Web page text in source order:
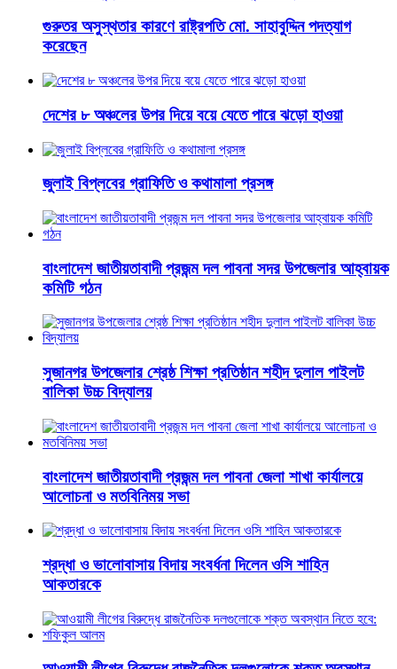
গুরুতর অসুস্থতার কারণে রাষ্ট্রপতি মো. সাহাবুদ্দিন পদত্যাগ
করেছেন
দেশের ৮ অঞ্চলের উপর দিয়ে বয়ে যেতে পারে ঝড়ো হাওয়া
জুলাই বিপ্লবের গ্রাফিতি ও কথামালা প্রসঙ্গ
বাংলাদেশ জাতীয়তাবাদী প্রজন্ম দল পাবনা সদর উপজেলার আহ্বায়ক
কমিটি গঠন
সুজানগর উপজেলার শ্রেষ্ঠ শিক্ষা প্রতিষ্ঠান শহীদ দুলাল পাইলট
বালিকা উচ্চ বিদ্যালয়
বাংলাদেশ জাতীয়তাবাদী প্রজন্ম দল পাবনা জেলা শাখা কার্যালয়ে
আলোচনা ও মতবিনিময় সভা
শ্রদ্ধা ও ভালোবাসায় বিদায় সংবর্ধনা দিলেন ওসি শাহিন
আকতারকে